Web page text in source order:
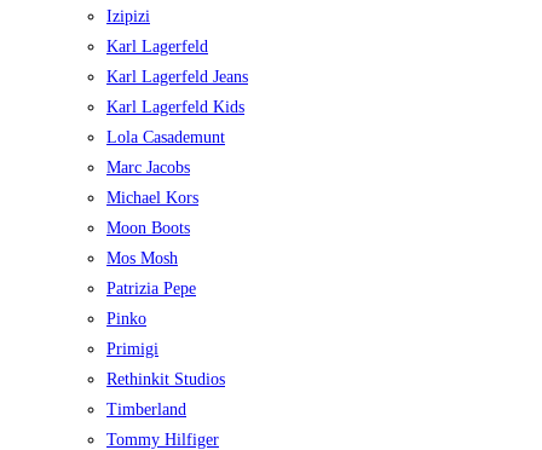
Izipizi
Karl Lagerfeld
Karl Lagerfeld Jeans
Karl Lagerfeld Kids
Lola Casademunt
Marc Jacobs
Michael Kors
Moon Boots
Mos Mosh
Patrizia Pepe
Pinko
Primigi
Rethinkit Studios
Timberland
Tommy Hilfiger